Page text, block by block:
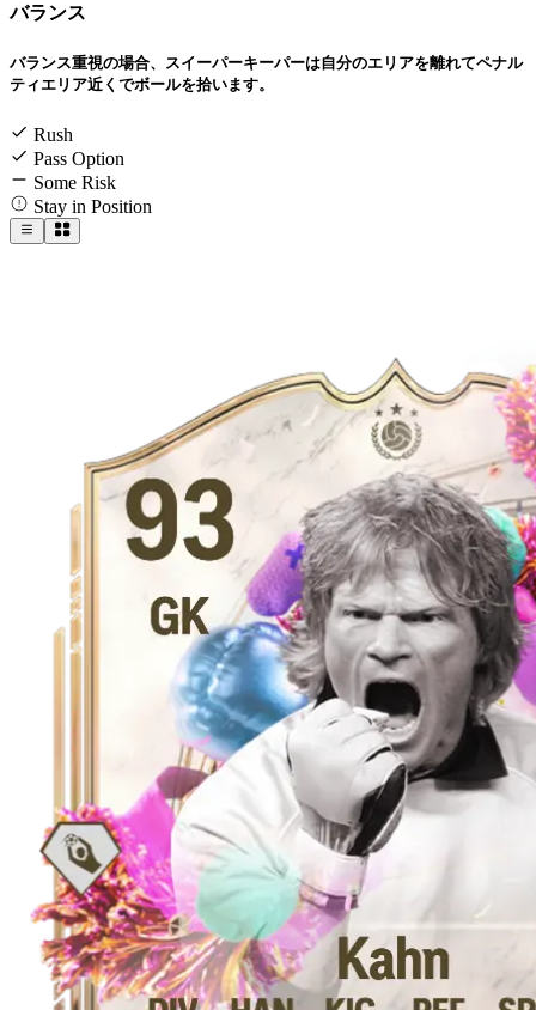
バランス
バランス重視の場合、スイーパーキーパーは自分のエリアを離れてペナル
ティエリア近くでボールを拾います。
Rush
Pass Option
Some Risk
Stay in Position